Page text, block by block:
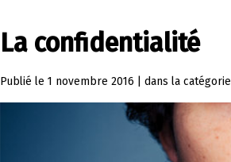
La confidentialité
Publié le 1 novembre 2016 dans la catégorie